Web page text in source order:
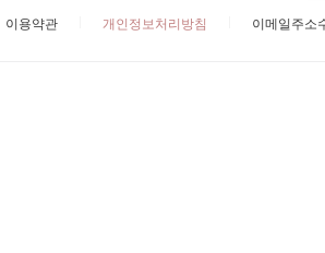
이용약관 개인정보처리방침 이메일주소